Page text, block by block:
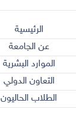
الرئيسية
عن الجامعة
الموارد البشرية
التعاون الدولي
الطلاب الحاليون